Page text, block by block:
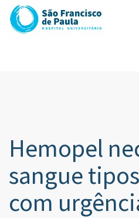
Hemopel
sangue
com